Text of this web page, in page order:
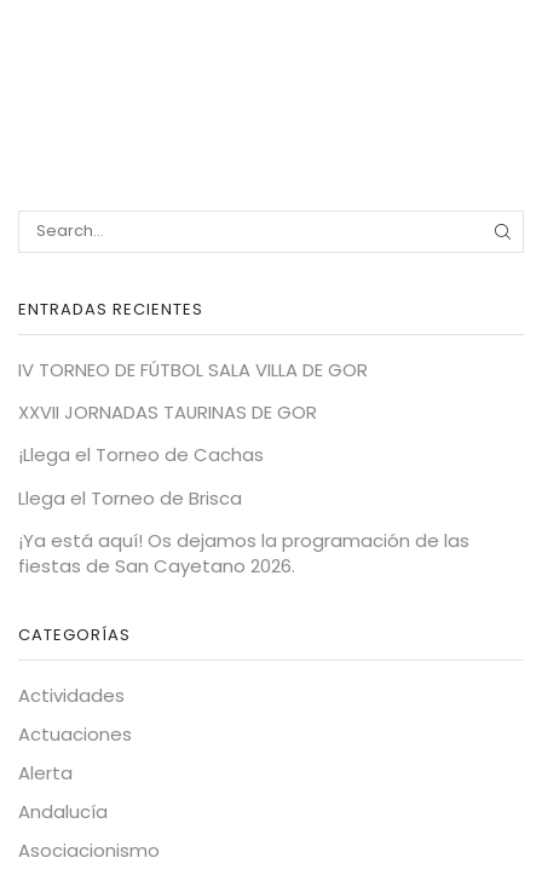
ENTRADAS RECIENTES
IV TORNEO DE FÚTBOL SALA VILLA DE GOR
XXVII JORNADAS TAURINAS DE GOR
¡Llega el Torneo de Cachas
Llega el Torneo de Brisca
¡Ya está aquí! Os dejamos la programación de las
fiestas de San Cayetano 2026.
CATEGORÍAS
Actividades
Actuaciones
Alerta
Andalucía
Asociacionismo